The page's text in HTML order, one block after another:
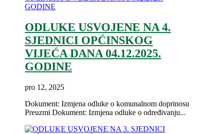
ODLUKE USVOJENE NA 4.
SJEDNICI OPĆINSKOG
VIJEĆA DANA 04.12.2025.
GODINE
pro 12, 2025
Dokument: Izmjena odluke o komunalnom doprinosu
Preuzmi Dokument: Izmjena odluke o određivanju...